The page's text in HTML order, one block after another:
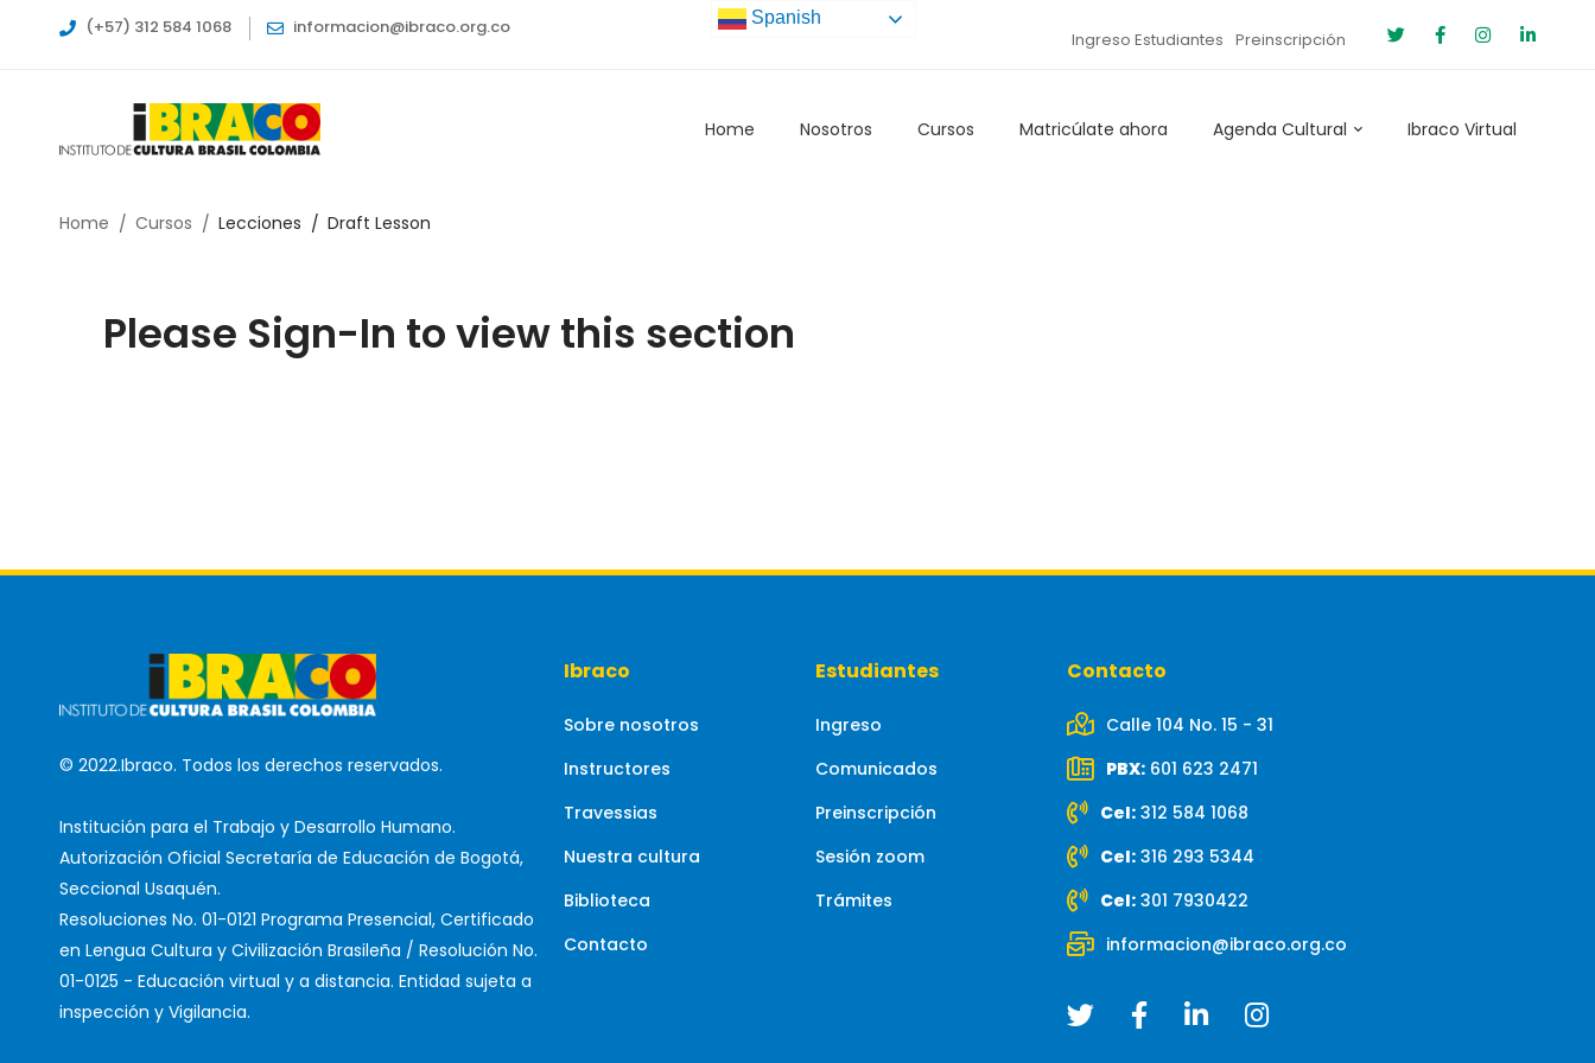
(+57) 312 584 1068 informacion@ibraco.org.co
Ingreso Estudiantes Preinscripción
Home Nosotros Cursos Matricúlate ahora Agenda Cultural Ibraco Virtual
Home Cursos Lecciones Draft Lesson
Please Sign-In to view this section
© 2022.Ibraco. Todos los derechos reservados.
Institución para el Trabajo y Desarrollo Humano.
Autorización Oficial Secretaría de Educación de Bogotá,
Seccional Usaquén.
Resoluciones No. 01-0121 Programa Presencial, Certificado
en Lengua Cultura y Civilización Brasileña / Resolución No.
01-0125 - Educación virtual y a distancia. Entidad sujeta a
inspección y Vigilancia.
Ibraco
Sobre nosotros
Instructores
Travessias
Nuestra cultura
Biblioteca
Contacto
Estudiantes
Ingreso
Comunicados
Preinscripción
Sesión zoom
Trámites
Contacto
Calle 104 No. 15 - 31
PBX: 601 623 2471
Cel: 312 584 1068
Cel: 316 293 5344
Cel: 301 7930422
informacion@ibraco.org.co
Spanish